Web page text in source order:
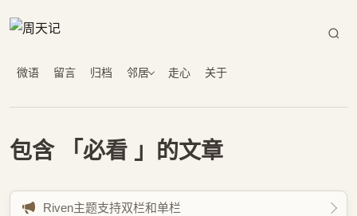
微语 留言 归档 邻居 走心 关于
包含 「必看 」的文章
Riven主题支持双栏和单栏